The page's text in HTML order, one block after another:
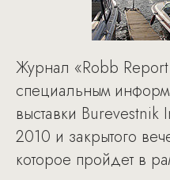
Журнал «Robb Report
специальным
выставки Burevestnik
2010 и закрытого
которое пройдет в